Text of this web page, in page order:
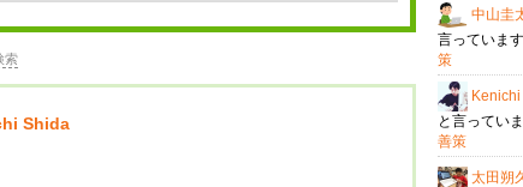
索
Shida
中山圭
言っています
策
と言ってい
善策
太田朔